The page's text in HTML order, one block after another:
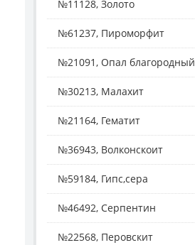
№11128, Золото
№61237, Пироморфит
№21091, Опал благородный
№30213, Малахит
№21164, Гематит
№36943, Волконскоит
№59184, Гипс,сера
№46492, Серпентин
№22568, Перовскит